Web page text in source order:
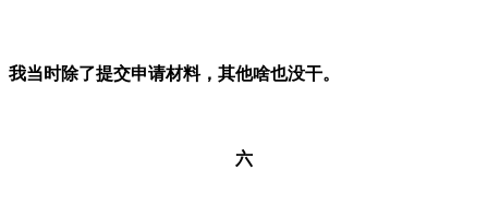
我当时除了提交申请材料，其他啥也没干。
六